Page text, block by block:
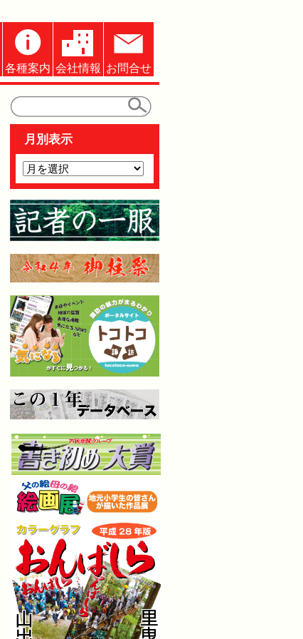
各種案内 会社情報 お問合せ
月別表示